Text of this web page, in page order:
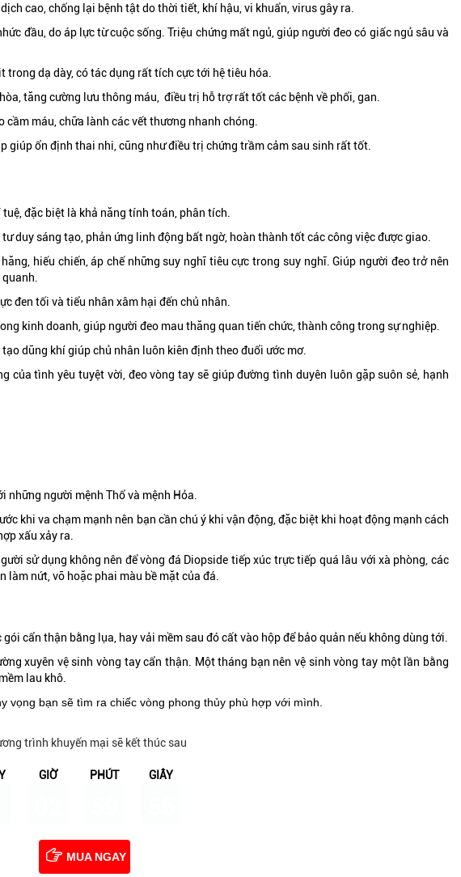
cao, chống lại bệnh tật do thời tiết, khí hậu, vi khuẩn, virus gây ra.
đầu, do áp lực từ cuộc sống. Triệu chứng mất ngủ, giúp người đeo có giấc ngủ sâu và
dạ dày, có tác dụng rất tích cực tới hệ tiêu hóa.
tăng cường lưu thông máu, điều trị hỗ trợ rất tốt các bệnh về phổi, gan.
cầm máu, chữa lành các vết thương nhanh chóng.
giúp ổn định thai nhi, cũng như điều trị chứng trầm cảm sau sinh rất tốt.
đặc biệt là khả năng tính toán, phân tích.
duy sáng tạo, phản ứng linh động bất ngờ, hoàn thành tốt các công việc được giao.
hiếu chiến, áp chế những suy nghĩ tiêu cực trong suy nghĩ. Giúp người đeo trở nên
đen tối và tiểu nhân xâm hại đến chủ nhân.
kinh doanh, giúp người đeo mau thăng quan tiến chức, thành công trong sự nghiệp.
dũng khí giúp chủ nhân luôn kiên định theo đuổi ước mơ.
của tình yêu tuyệt vời, đeo vòng tay sẽ giúp đường tình duyên luôn gặp suôn sẻ, hạnh
những người mệnh Thổ và mệnh Hỏa.
khi va chạm mạnh nên bạn cần chú ý khi vận động, đặc biệt khi hoạt động mạnh cách
xấu xảy ra.
sử dụng không nên để vòng đá Diopside tiếp xúc trực tiếp quá lâu với xà phòng, các
làm nứt, vỡ hoặc phai màu bề mặt của đá.
cẩn thận bằng lụa, hay vải mềm sau đó cất vào hộp để bảo quản nếu không dùng tới.
xuyên vệ sinh vòng tay cẩn thận. Một tháng bạn nên vệ sinh vòng tay một lần bằng
lau khô.
vọng bạn sẽ tìm ra chiếc vòng phong thủy phù hợp với mình.
trình khuyến mại sẽ kết thúc sau
GIỜ PHÚT GIÂY
MUA NGAY